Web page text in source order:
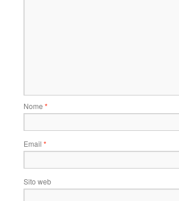
Nome *
Email *
Sito web